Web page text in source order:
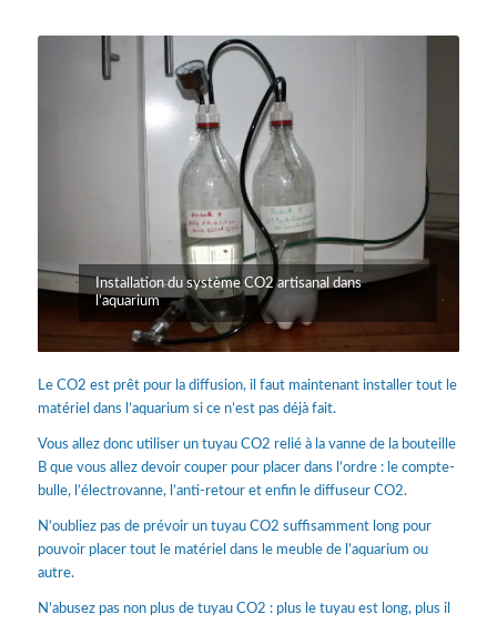
Installation du système CO2 artisanal dans
l’aquarium
Le CO2 est prêt pour la diffusion, il faut maintenant installer tout le
matériel dans l’aquarium si ce n’est pas déjà fait.
Vous allez donc utiliser un tuyau CO2 relié à la vanne de la bouteille
B que vous allez devoir couper pour placer dans l’ordre : le compte-
bulle, l’électrovanne, l’anti-retour et enfin le diffuseur CO2.
N’oubliez pas de prévoir un tuyau CO2 suffisamment long pour
pouvoir placer tout le matériel dans le meuble de l’aquarium ou
autre.
N’abusez pas non plus de tuyau CO2 : plus le tuyau est long, plus il